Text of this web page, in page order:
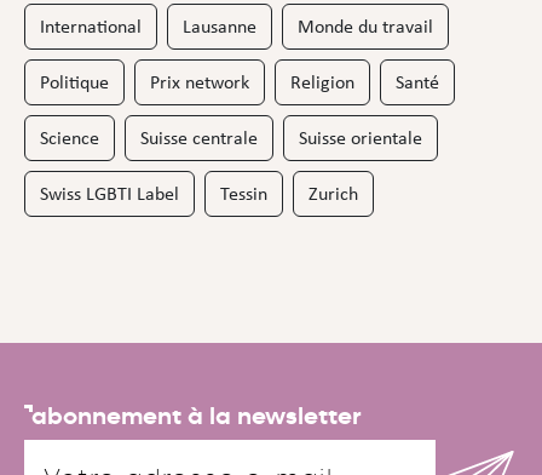
International Lausanne Monde du travail
Politique Prix network Religion Santé
Science Suisse centrale Suisse orientale
Swiss LGBTI Label Tessin Zurich
abonnement à la newsletter